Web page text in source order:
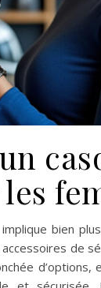
bien
de